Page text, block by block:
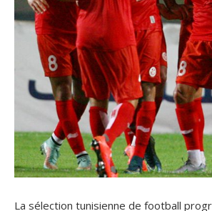
La sélection tunisienne de football